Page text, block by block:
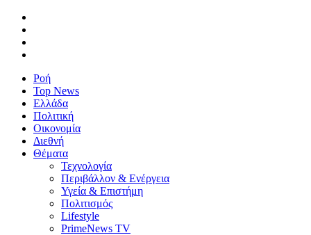
Ροή
Top News
Ελλάδα
Πολιτική
Οικονομία
Διεθνή
Θέματα
Τεχνολογία
Περιβάλλον & Ενέργεια
Υγεία & Επιστήμη
Πολιτισμός
Lifestyle
PrimeNews TV